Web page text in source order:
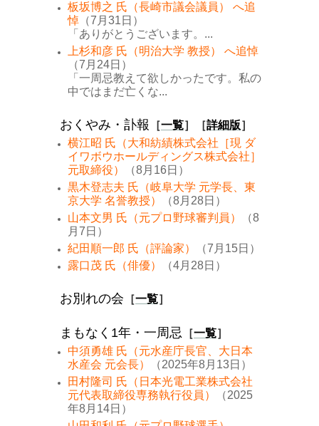
板坂博之 氏（長崎市議会議員） へ追
悼 （7月31日）
「ありがとうございます。...
上杉和彦 氏（明治大学 教授） へ追悼
（7月24日）
「一周忌教えて欲しかったです。私の
中ではまだ亡くな...
おくやみ・訃報 ［一覧］［詳細版］
横江昭 氏（大和紡績株式会社［現 ダ
イワボウホールディングス株式会社］
元取締役）
（8月16日）
黒木登志夫 氏（岐阜大学 元学長、東
京大学 名誉教授）
（8月28日）
山本文男 氏（元プロ野球審判員）
（8
月7日）
紀田順一郎 氏（評論家）
（7月15日）
露口茂 氏（俳優）
（4月28日）
お別れの会 ［一覧］
まもなく1年・一周忌 ［一覧］
中須勇雄 氏（元水産庁長官、大日本
水産会 元会長）
（2025年8月13日）
田村隆司 氏（日本光電工業株式会社
元代表取締役専務執行役員）
（2025
年8月14日）